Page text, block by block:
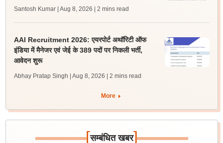
Santosh Kumar | Aug 8, 2026 | 2 mins read
AAI Recruitment 2026: एयरपोर्ट अथॉरिटी ऑफ
इंडिया में मैनेजर एवं जेई के 389 पदों पर निकली भर्ती,
आवेदन शुरू
Abhay Pratap Singh | Aug 8, 2026 | 2 mins read
More
[सम्बंधित खबर]